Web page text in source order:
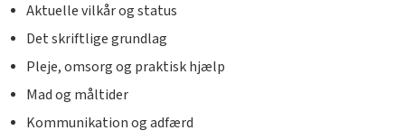
Aktuelle vilkår og status
Det skriftlige grundlag
Pleje, omsorg og praktisk hjælp
Mad og måltider
Kommunikation og adfærd